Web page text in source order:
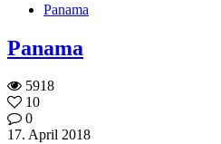
Panama
Panama
5918
10
0
17. April 2018